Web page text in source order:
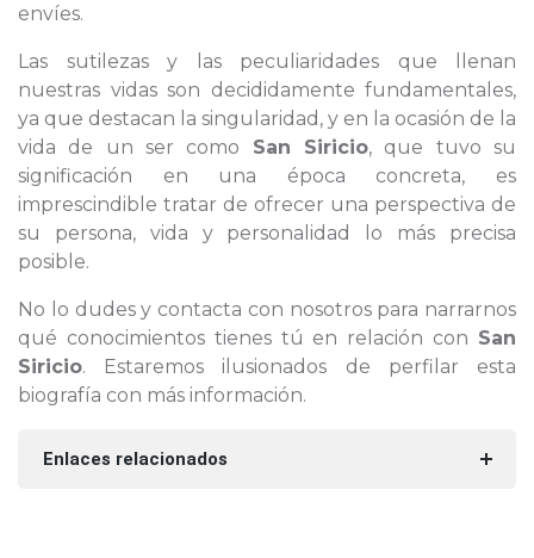
envíes.
Las sutilezas y las peculiaridades que llenan
nuestras vidas son decididamente fundamentales,
ya que destacan la singularidad, y en la ocasión de la
vida de un ser como San Siricio, que tuvo su
significación en una época concreta, es
imprescindible tratar de ofrecer una perspectiva de
su persona, vida y personalidad lo más precisa
posible.
No lo dudes y contacta con nosotros para narrarnos
qué conocimientos tienes tú en relación con San
Siricio. Estaremos ilusionados de perfilar esta
biografía con más información.
Enlaces relacionados